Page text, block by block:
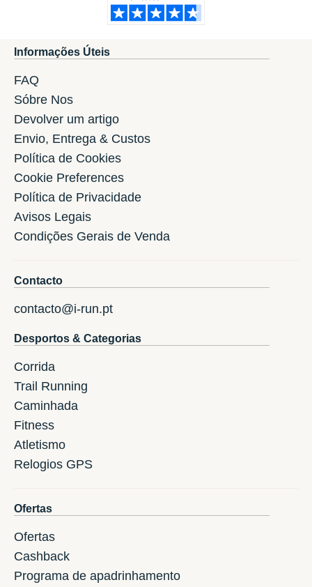
Informações Úteis
FAQ
Sóbre Nos
Devolver um artigo
Envio, Entrega & Custos
Política de Cookies
Cookie Preferences
Política de Privacidade
Avisos Legais
Condições Gerais de Venda
Contacto
contacto@i-run.pt
Desportos & Categorias
Corrida
Trail Running
Caminhada
Fitness
Atletismo
Relogios GPS
Ofertas
Ofertas
Cashback
Programa de apadrinhamento